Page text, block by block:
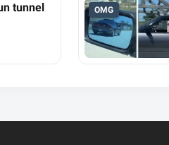
tunnel OMG